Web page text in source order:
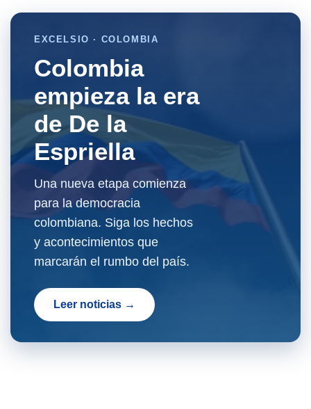
EXCELSIO · COLOMBIA
Colombia
empieza la era
de De la
Espriella
Una nueva etapa comienza
para la democracia
colombiana. Siga los hechos
y acontecimientos que
marcarán el rumbo del país.
Leer noticias →